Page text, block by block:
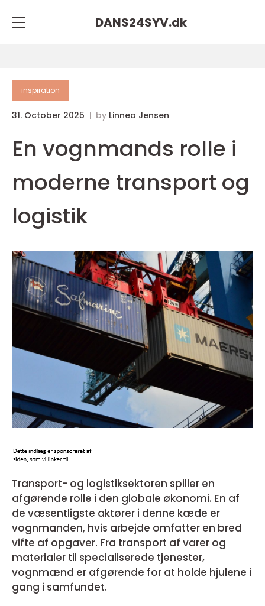
DANS24SYV.dk
inspiration
31. October 2025 by Linnea Jensen
En vognmands rolle i
moderne transport og
logistik
Transport- og logistiksektoren spiller en
afgørende rolle i den globale økonomi. En af
de væsentligste aktører i denne kæde er
vognmanden, hvis arbejde omfatter en bred
vifte af opgaver. Fra transport af varer og
materialer til specialiserede tjenester,
vognmænd er afgørende for at holde hjulene i
gang i samfundet.